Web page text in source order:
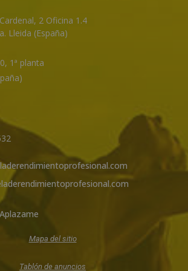
2 Oficina 1.4
. Lleida (España)
1ª planta
Mapa del sitio
Tablón de anuncios